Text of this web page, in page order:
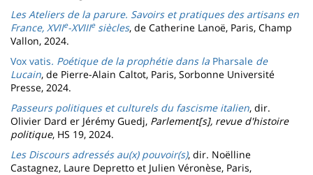
Les Ateliers de la parure. Savoirs et pratiques des artisans en
France, XVIIe-XVIIIesiècles, de Catherine Lanoë, Paris, Champ
Vallon, 2024.
Vox vatis. Poétique de la prophétie dans la Pharsale de
Lucain, de Pierre-Alain Caltot, Paris, Sorbonne Université
Presse, 2024.
Passeurs politiques et culturels du fascisme italien, dir.
Olivier Dard er Jérémy Guedj, Parlement[s], revue d'histoire
politique, HS 19, 2024.
Les Discours adressés au(x) pouvoir(s), dir. Noëlline
Castagnez, Laure Depretto et Julien Véronèse, Paris,